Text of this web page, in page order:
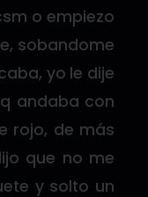
o empiezo
sobandome
yo le dije
andaba con
rojo, de más
que no me
y solto un